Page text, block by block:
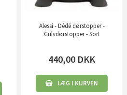
Alessi - Dédé dørstopper -
Gulvdørstopper - Sort
440,00 DKK
LÆG I KURVEN